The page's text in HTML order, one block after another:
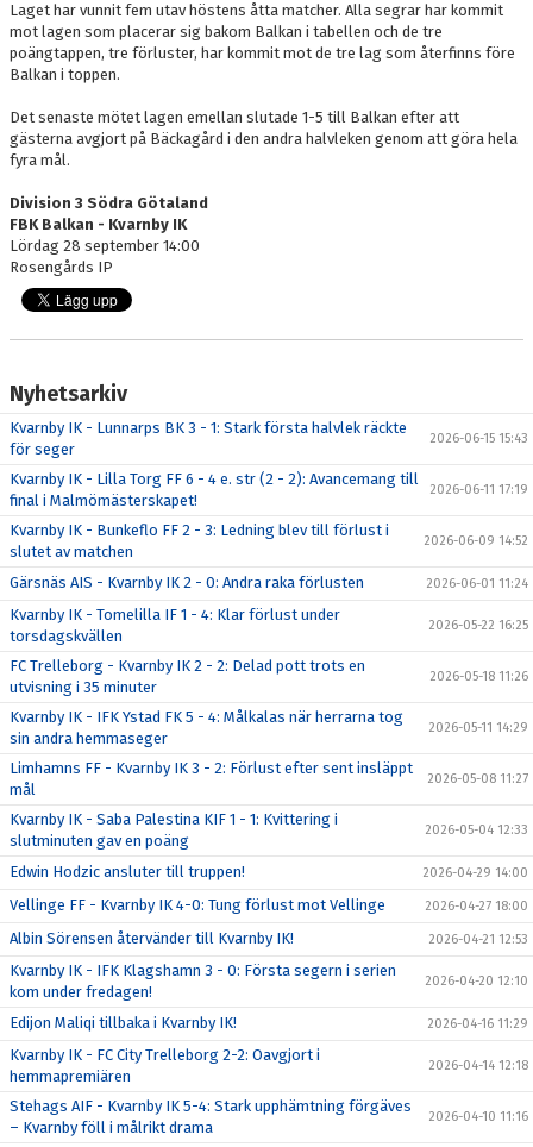
Laget har vunnit fem utav höstens åtta matcher. Alla segrar har kommit
mot lagen som placerar sig bakom Balkan i tabellen och de tre
poängtappen, tre förluster, har kommit mot de tre lag som återfinns före
Balkan i toppen.
Det senaste mötet lagen emellan slutade 1-5 till Balkan efter att
gästerna avgjort på Bäckagård i den andra halvleken genom att göra hela
fyra mål.
Division 3 Södra Götaland
FBK Balkan - Kvarnby IK
Lördag 28 september 14:00
Rosengårds IP
Nyhetsarkiv
Kvarnby IK - Lunnarps BK 3 - 1: Stark första halvlek räckte
för seger
2026-06-15 15:43
Kvarnby IK - Lilla Torg FF 6 - 4 e. str (2 - 2): Avancemang till
final i Malmömästerskapet!
2026-06-11 17:19
Kvarnby IK - Bunkeflo FF 2 - 3: Ledning blev till förlust i
slutet av matchen
2026-06-09 14:52
Gärsnäs AIS - Kvarnby IK 2 - 0: Andra raka förlusten 2026-06-01 11:24
Kvarnby IK - Tomelilla IF 1 - 4: Klar förlust under
torsdagskvällen
2026-05-22 16:25
FC Trelleborg - Kvarnby IK 2 - 2: Delad pott trots en
utvisning i 35 minuter
2026-05-18 11:26
Kvarnby IK - IFK Ystad FK 5 - 4: Målkalas när herrarna tog
sin andra hemmaseger
2026-05-11 14:29
Limhamns FF - Kvarnby IK 3 - 2: Förlust efter sent insläppt
mål
2026-05-08 11:27
Kvarnby IK - Saba Palestina KIF 1 - 1: Kvittering i
slutminuten gav en poäng
2026-05-04 12:33
Edwin Hodzic ansluter till truppen! 2026-04-29 14:00
Vellinge FF - Kvarnby IK 4-0: Tung förlust mot Vellinge 2026-04-27 18:00
Albin Sörensen återvänder till Kvarnby IK! 2026-04-21 12:53
Kvarnby IK - IFK Klagshamn 3 - 0: Första segern i serien
kom under fredagen!
2026-04-20 12:10
Edijon Maliqi tillbaka i Kvarnby IK! 2026-04-16 11:29
Kvarnby IK - FC City Trelleborg 2-2: Oavgjort i
hemmapremiären
2026-04-14 12:18
Stehags AIF - Kvarnby IK 5-4: Stark upphämtning förgäves
– Kvarnby föll i målrikt drama
2026-04-10 11:16